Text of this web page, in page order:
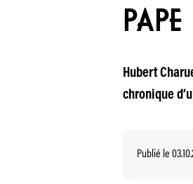
Hubert
chronique
Publié le